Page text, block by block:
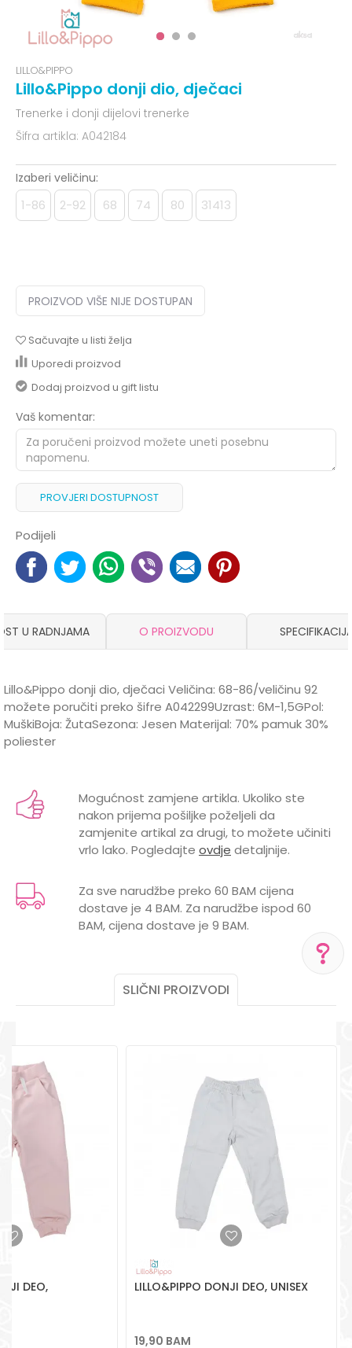
LILLO&PIPPO
Lillo&Pippo donji dio, dječaci
Trenerke i donji dijelovi trenerke
Šifra artikla: A042184
Izaberi veličinu:
1-86 2-92 68 74 80 31413
PROIZVOD VIŠE NIJE DOSTUPAN
Sačuvajte u listi želja
Uporedi proizvod
Dodaj proizvod u gift listu
Vaš komentar:
PROVJERI DOSTUPNOST
Podijeli
POMOĆ PRI KUPOVINI
Radno vreme
Pon-Subota: 09:00-
15:00h
Pišite nam
aksaonlinebih@aksabih.ba
U RADNJAMA O PROIZVODU
Lillo&Pippo donji dio, dječaci Veličina: 68-86/veličinu 92
možete poručiti preko šifre A042299Uzrast: 6M-1,5GPol:
MuškiBoja: ŽutaSezona: Jesen Materijal: 70% pamuk 30%
poliester
Kategorija
Trenerke i donji dijelovi trenerke
Brend
LILLO&PIPPO
Email
Mogućnost zamjene artikla. Ukoliko ste
nakon prijema pošiljke poželjeli da
zamjenite artikal za drugi, to možete učiniti
vrlo lako. Pogledajte ovdje detaljnije.
Za sve narudžbe preko 60 BAM cijena
dostave je 4 BAM. Za narudžbe ispod 60
BAM, cijena dostave je 9 BAM.
SLIČNI PROIZVODI
DEO, LILLO&PIPPO DONJI DEO, UNISEX
19,90 BAM